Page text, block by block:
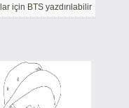
için BTS yazdırılabilir